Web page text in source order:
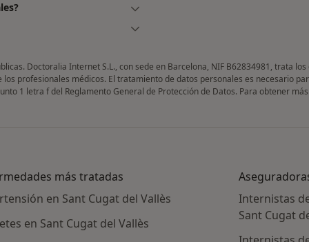
Doctoralia Internet S.L., con sede en Barcelona, NIF B62834981, trata
profesionales médicos. El tratamiento de datos personales es necesario
1 letra f del Reglamento General de Protección de Datos. Para obtener
más tratadas
en Sant Cugat del Vallès
en Sant Cugat del Vallès
Internistas
Sant Cugat